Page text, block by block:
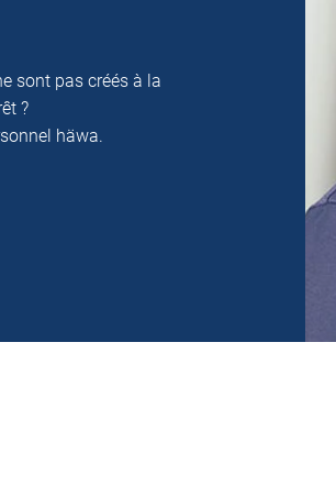
sont pas créés à la
?
häwa.